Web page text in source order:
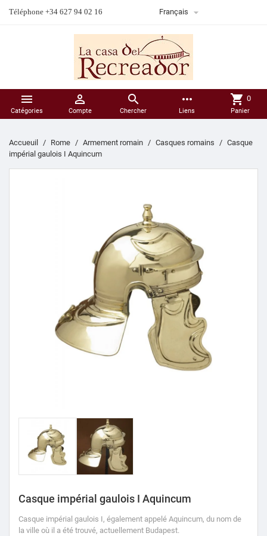
Téléphone +34 627 94 02 16 Français 

Catégories

Compte

Chercher
more_horiz
Liens
shopping_cart 0
Panier
Accueuil Rome Armement romain Casques romains
Casque
impérial gaulois I Aquincum
Casque impérial gaulois I Aquincum
Casque impérial gaulois I, également appelé Aquincum, du nom de
la ville où il a été trouvé, actuellement Budapest.